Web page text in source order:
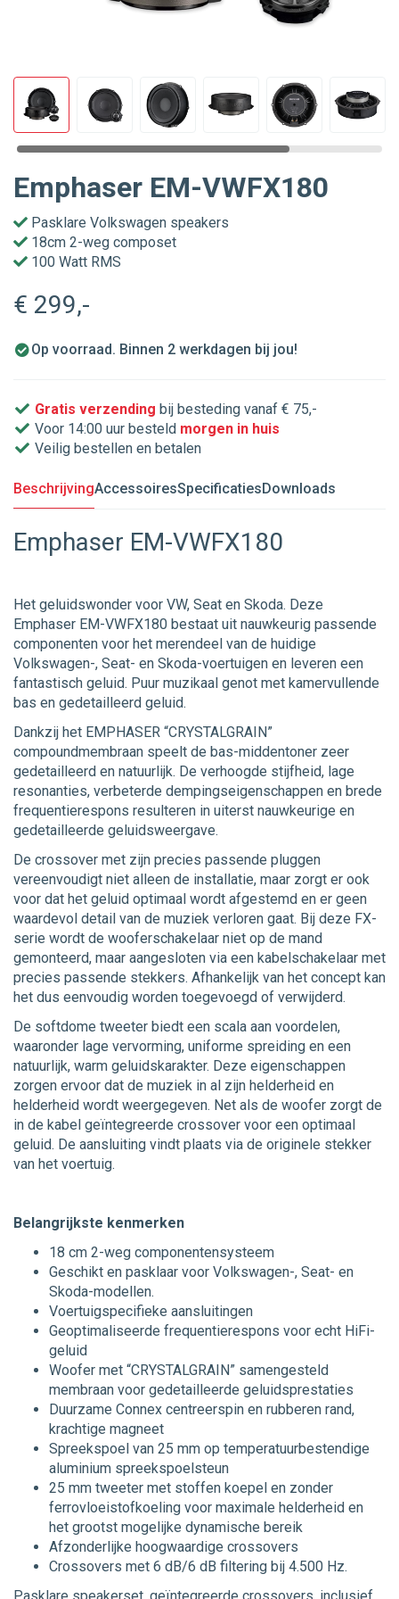
Emphaser EM-VWFX180
Pasklare Volkswagen speakers
18cm 2-weg composet
100 Watt RMS
€ 299,-
Op voorraad. Binnen 2 werkdagen bij jou!
Gratis verzending bij besteding vanaf € 75,-
Voor 14:00 uur besteld morgen in huis
Veilig bestellen en betalen
BeschrijvingAccessoiresSpecificatiesDownloads
Emphaser EM-VWFX180
Het geluidswonder voor VW, Seat en Skoda. Deze
Emphaser EM-VWFX180 bestaat uit nauwkeurig passende
componenten voor het merendeel van de huidige
Volkswagen-, Seat- en Skoda-voertuigen en leveren een
fantastisch geluid. Puur muzikaal genot met kamervullende
bas en gedetailleerd geluid.
Dankzij het EMPHASER “CRYSTALGRAIN”
compoundmembraan speelt de bas-middentoner zeer
gedetailleerd en natuurlijk. De verhoogde stijfheid, lage
resonanties, verbeterde dempingseigenschappen en brede
frequentierespons resulteren in uiterst nauwkeurige en
gedetailleerde geluidsweergave.
De crossover met zijn precies passende pluggen
vereenvoudigt niet alleen de installatie, maar zorgt er ook
voor dat het geluid optimaal wordt afgestemd en er geen
waardevol detail van de muziek verloren gaat. Bij deze FX-
serie wordt de wooferschakelaar niet op de mand
gemonteerd, maar aangesloten via een kabelschakelaar met
precies passende stekkers. Afhankelijk van het concept kan
het dus eenvoudig worden toegevoegd of verwijderd.
De softdome tweeter biedt een scala aan voordelen,
waaronder lage vervorming, uniforme spreiding en een
natuurlijk, warm geluidskarakter. Deze eigenschappen
zorgen ervoor dat de muziek in al zijn helderheid en
helderheid wordt weergegeven. Net als de woofer zorgt de
in de kabel geïntegreerde crossover voor een optimaal
geluid. De aansluiting vindt plaats via de originele stekker
van het voertuig.
Belangrijkste kenmerken
18 cm 2-weg componentensysteem
Geschikt en pasklaar voor Volkswagen-, Seat- en
Skoda-modellen.
Voertuigspecifieke aansluitingen
Geoptimaliseerde frequentierespons voor echt HiFi-
geluid
Woofer met “CRYSTALGRAIN” samengesteld
membraan voor gedetailleerde geluidsprestaties
Duurzame Connex centreerspin en rubberen rand,
krachtige magneet
Spreekspoel van 25 mm op temperatuurbestendige
aluminium spreekspoelsteun
25 mm tweeter met stoffen koepel en zonder
ferrovloeistofkoeling voor maximale helderheid en
het grootst mogelijke dynamische bereik
Afzonderlijke hoogwaardige crossovers
Crossovers met 6 dB/6 dB filtering bij 4.500 Hz.